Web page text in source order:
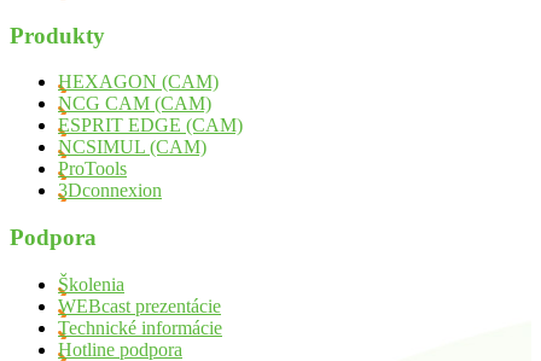
Produkty
HEXAGON (CAM)
NCG CAM (CAM)
ESPRIT EDGE (CAM)
NCSIMUL (CAM)
ProTools
3Dconnexion
Podpora
Školenia
WEBcast prezentácie
Technické informácie
Hotline podpora